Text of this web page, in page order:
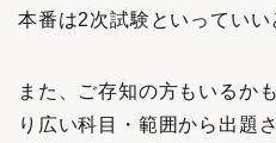
本番は2次試験といっていい
また、ご存知の方もいるか
り広い科目・範囲から出題